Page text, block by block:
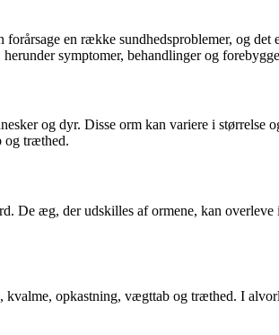
en række sundhedsproblemer, og
symptomer, behandlinger og
og dyr. Disse orm kan variere i
og træthed.
De æg, der udskilles af ormene, kan
kvalme, opkastning, vægttab og træthed. I